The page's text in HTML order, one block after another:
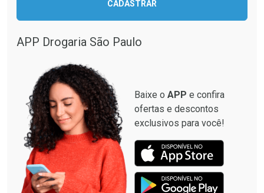
Comprar sem Desconto
Comprar sem Desconto
Comprar sem Desconto
Comprar sem Desconto
CADASTRAR
APP Drogaria São Paulo
Baixe o APP e confira
ofertas e descontos
exclusivos para você!